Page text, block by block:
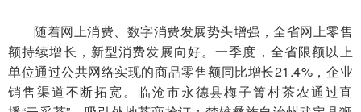
随着网上消费、数字消费发展势头增强，全省网上零售
额持续增长，新型消费发展向好。一季度，全省限额以上
单位通过公共网络实现的商品零售额同比增长21.4%，企业
销售渠道不断拓宽。临沧市永德县梅子箐村茶农通过直